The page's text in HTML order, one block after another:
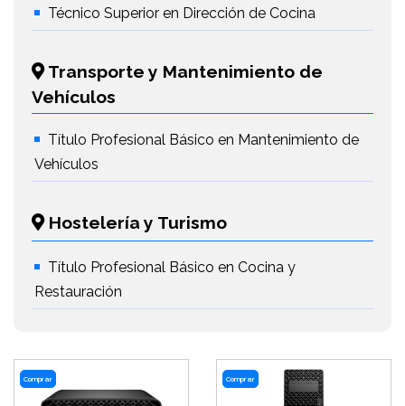
Técnico Superior en Dirección de Cocina
Transporte y Mantenimiento de
Vehículos
Título Profesional Básico en Mantenimiento de
Vehículos
Hostelería y Turismo
Título Profesional Básico en Cocina y
Restauración
Comprar Comprar